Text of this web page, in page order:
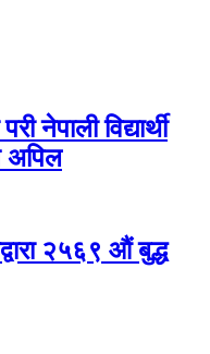
नेपाली विद्यार्थी
अपिल
२५६९ औं बुद्ध